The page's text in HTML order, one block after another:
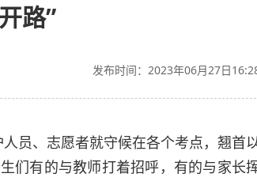
路”
发布时间：2023年06月27日
员、志愿者就守候在各个考点，翘首
们有的与教师打着招呼，有的与家长